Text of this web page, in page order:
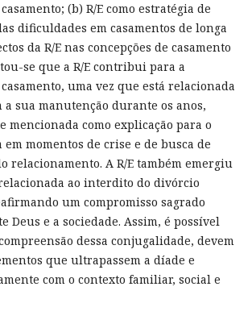
(b) R/E como estratégia de
dificuldades em casamentos de longa
da R/E nas concepções de casamento
se que a R/E contribui para a
uma vez que está relacionada
sua manutenção durante os anos,
mencionada como explicação para o
em momentos de crise e de busca de
relacionamento. A R/E também emergiu
ao interdito do divórcio
um compromisso sagrado
Deus e a sociedade. Assim, é possível
dessa conjugalidade, devem
que ultrapassem a díade e
com o contexto familiar, social e